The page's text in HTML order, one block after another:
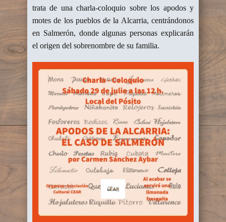
trata de una charla-coloquio sobre los apodos y
motes de los pueblos de la Alcarria, centrándonos
en Salmerón, donde algunas personas explicarán
el origen del sobrenombre de su familia.